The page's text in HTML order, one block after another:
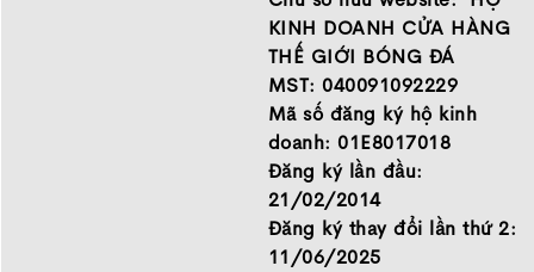
Chính sách bảo mật thông
tin
KINH DOANH CỬA HÀNG
THẾ GIỚI BÓNG ĐÁ
MST: 040091092229
Mã số đăng ký hộ kinh
doanh: 01E8017018
Đăng ký lần đầu:
21/02/2014
Đăng ký thay đổi lần thứ 2:
11/06/2025